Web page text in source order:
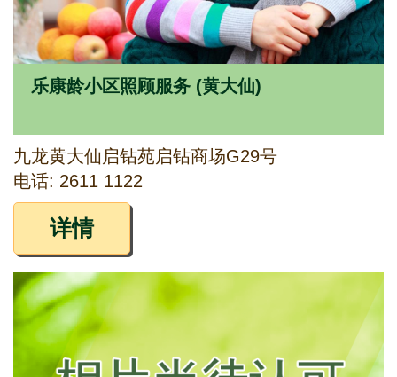
乐康龄小区照顾服务 (黄大仙)
九龙黄大仙启钻苑启钻商场G29号
电话: 2611 1122
详情